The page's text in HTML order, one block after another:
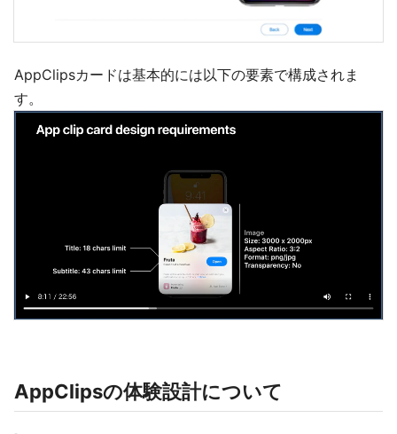
AppClipsカードは基本的には以下の要素で構成されま
す。
AppClipsの体験設計について